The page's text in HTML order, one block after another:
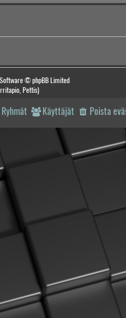
© phpBB Limited
Pettis)
Poista
Käyttäjät
Ryhmät